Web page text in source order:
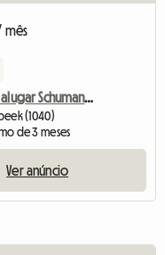
mês
Quarto para alugar Schuman/Place Jourdan
(1040)
de 3 meses
Ver anúncio